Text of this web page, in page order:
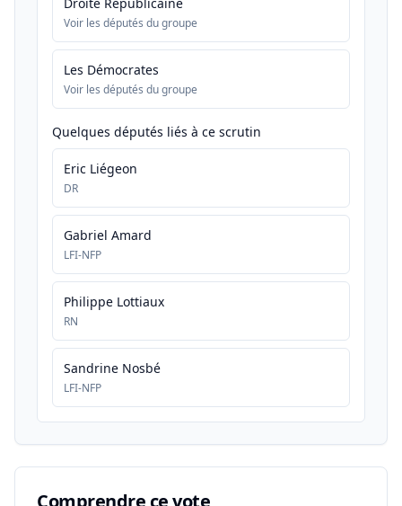
Voir les députés du groupe
Les Démocrates
Voir les députés du groupe
Quelques députés liés à ce scrutin
Eric Liégeon
DR
Gabriel Amard
LFI-NFP
Philippe Lottiaux
RN
Sandrine Nosbé
LFI-NFP
Comprendre ce vote